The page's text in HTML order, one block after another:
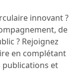
innovant ?
de
? Rejoignez
en complétant
et